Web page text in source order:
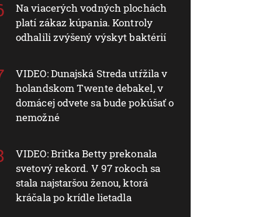
Na viacerých vodných plochách
platí zákaz kúpania. Kontroly
odhalili zvýšený výskyt baktérií
VIDEO: Dunajská Streda utŕžila v
holandskom Twente debakel, v
domácej odvete sa bude pokúšať o
nemožné
VIDEO: Britka Betty prekonala
svetový rekord. V 97 rokoch sa
stala najstaršou ženou, ktorá
kráčala po krídle lietadla